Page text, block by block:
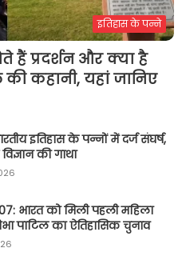
इतिहास के पन्ने
हैं प्रदर्शन और क्या है
कहानी, यहां जानिए
इतिहास के पन्नों में दर्ज संघर्ष,
की गाथा
भारत को मिली पहली महिला
पाटिल का ऐतिहासिक चुनाव